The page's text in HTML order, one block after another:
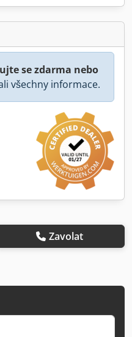
se zdarma nebo
všechny informace.
Zavolat